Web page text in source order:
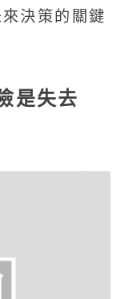
決策的關鍵
是失去